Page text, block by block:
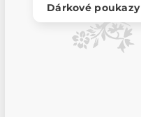
Dárkové poukazy